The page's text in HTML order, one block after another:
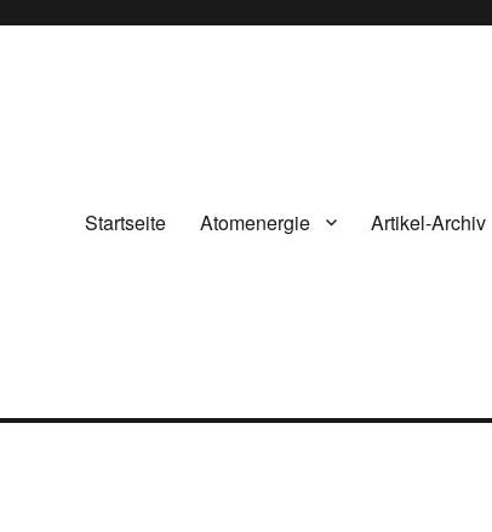
Startseite Atomenergie Artikel-Archiv